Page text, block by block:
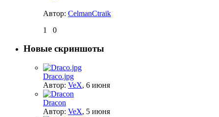
Автор: CelmanCtraik
1
0
Новые скриншоты
Draco.jpg
Автор: VeX, 6 июня
Dracon
Автор: VeX, 5 июня